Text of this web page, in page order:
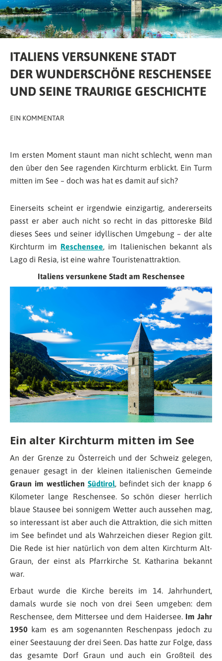
ITALIENS VERSUNKENE STADT
DER WUNDERSCHÖNE RESCHENSEE
UND SEINE TRAURIGE GESCHICHTE
EIN KOMMENTAR
Im ersten Moment staunt man nicht schlecht, wenn man
den über den See ragenden Kirchturm erblickt. Ein Turm
mitten im See – doch was hat es damit auf sich?
Einerseits scheint er irgendwie einzigartig, andererseits
passt er aber auch nicht so recht in das pittoreske Bild
dieses Sees und seiner idyllischen Umgebung – der alte
Kirchturm im Reschensee, im Italienischen bekannt als
Lago di Resia, ist eine wahre Touristenattraktion.
Italiens versunkene Stadt am Reschensee
Ein alter Kirchturm mitten im See
An der Grenze zu Österreich und der Schweiz gelegen,
genauer gesagt in der kleinen italienischen Gemeinde
Graun im westlichen Südtirol, befindet sich der knapp 6
Kilometer lange Reschensee. So schön dieser herrlich
blaue Stausee bei sonnigem Wetter auch aussehen mag,
so interessant ist aber auch die Attraktion, die sich mitten
im See befindet und als Wahrzeichen dieser Region gilt.
Die Rede ist hier natürlich von dem alten Kirchturm Alt-
Graun, der einst als Pfarrkirche St. Katharina bekannt
war.
Erbaut wurde die Kirche bereits im 14. Jahrhundert,
damals wurde sie noch von drei Seen umgeben: dem
Reschensee, dem Mittersee und dem Haidersee. Im Jahr
1950 kam es am sogenannten Reschenpass jedoch zu
einer Seestauung der drei Seen. Das hatte zur Folge, dass
das gesamte Dorf Graun und auch ein Großteil des